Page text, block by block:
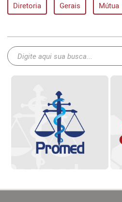
Diretoria Gerais Mútua